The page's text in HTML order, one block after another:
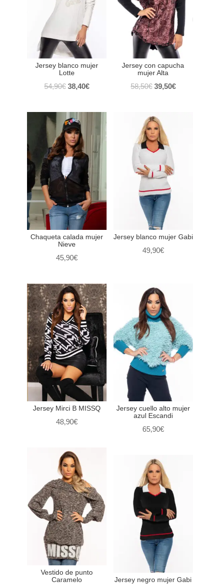
Jersey blanco mujer
Lotte
54,90€ El
original
era:
54,90€.
38,40€El
actual
38,40€.
Jersey con capucha
mujer Alta
58,50€ El
era:
58,50€.
39,50€El
Chaqueta calada mujer
Nieve
45,90€
Jersey blanco mujer Gabi
49,90€
Jersey Mirci B MISSQ
48,90€
Jersey cuello alto mujer
azul Escandi
65,90€
Vestido de punto
Caramelo
Jersey negro mujer Gabi